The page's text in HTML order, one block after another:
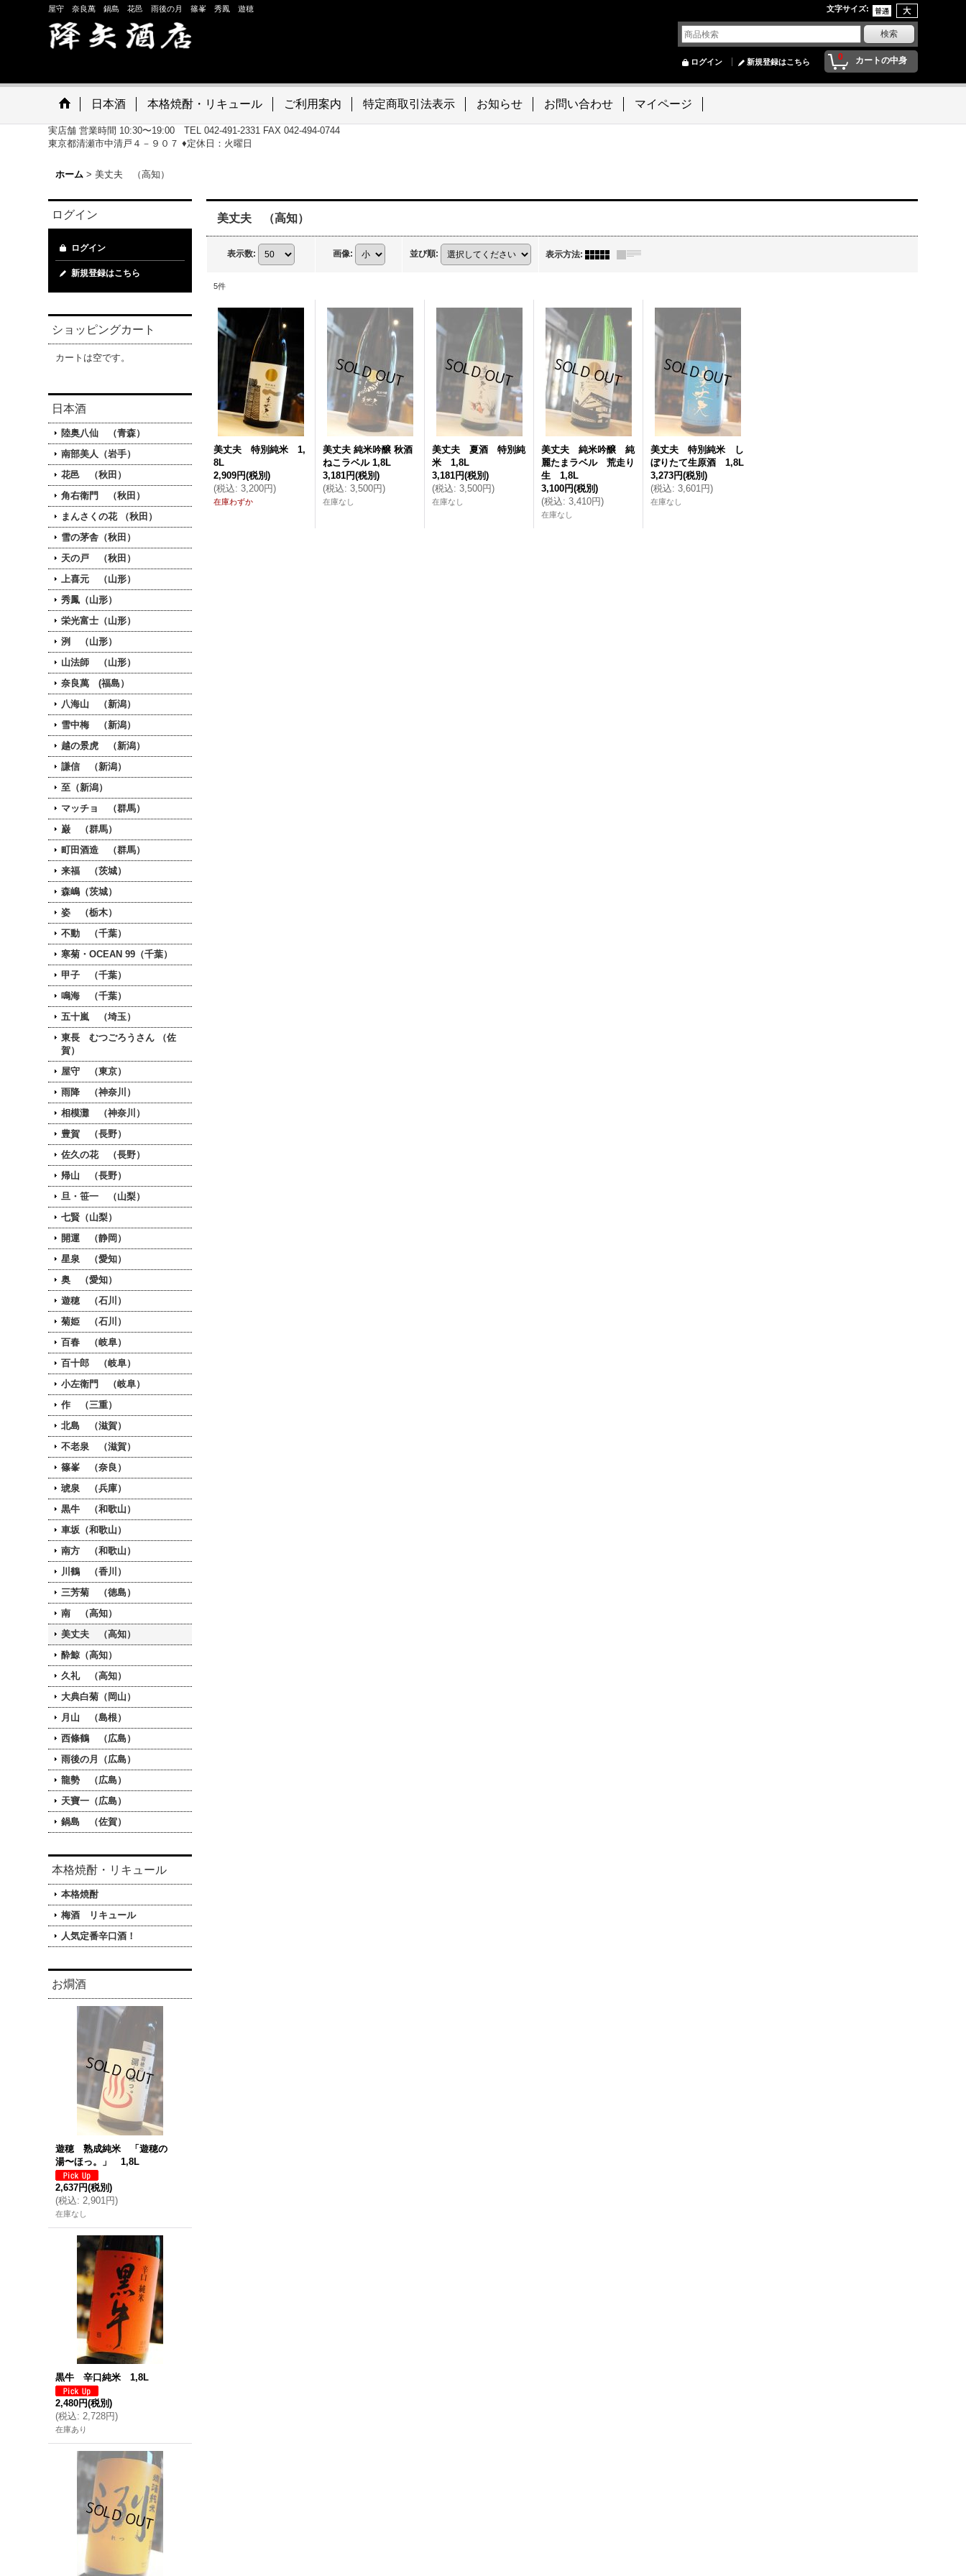
屋守 奈良萬 鍋島 花邑 雨後の月 篠峯 秀鳳 遊穂 文字サイズ:
0 カートの中身
ログイン 新規登録はこちら
日本酒 本格焼酎・リキュール ご利用案内 特定商取引法表示 お知らせ お問い合わせ マイページ
実店舗 営業時間 10:30〜19:00 TEL 042-491-2331 FAX 042-494-0744
東京都清瀬市中清戸４－９０７ ♦定休日：火曜日
ホーム > 美丈夫 （高知）
ログイン
ログイン
新規登録はこちら
ショッピングカート
カートは空です。
日本酒
陸奥八仙 （青森）
南部美人（岩手）
花邑 （秋田）
角右衛門 （秋田）
まんさくの花 （秋田）
雪の茅舎（秋田）
天の戸 （秋田）
上喜元 （山形）
秀鳳（山形）
栄光富士（山形）
洌 （山形）
山法師 （山形）
奈良萬 (福島）
八海山 （新潟）
雪中梅 （新潟）
越の景虎 （新潟）
謙信 （新潟）
至（新潟）
マッチョ （群馬）
巌 （群馬）
町田酒造 （群馬）
来福 （茨城）
森嶋（茨城）
姿 （栃木）
不動 （千葉）
寒菊・OCEAN 99（千葉）
甲子 （千葉）
鳴海 （千葉）
五十嵐 （埼玉）
東長 むつごろうさん （佐
賀）
屋守 （東京）
雨降 （神奈川）
相模灘 （神奈川）
豊賀 （長野）
佐久の花 （長野）
帰山 （長野）
旦・笹一 （山梨）
七賢（山梨）
開運 （静岡）
星泉 （愛知）
奥 （愛知）
遊穂 （石川）
菊姫 （石川）
百春 （岐阜）
百十郎 （岐阜）
小左衛門 （岐阜）
作 （三重）
北島 （滋賀）
不老泉 （滋賀）
篠峯 （奈良）
琥泉 （兵庫）
黒牛 （和歌山）
車坂（和歌山）
南方 （和歌山）
川鶴 （香川）
三芳菊 （徳島）
南 （高知）
美丈夫 （高知）
酔鯨（高知）
久礼 （高知）
大典白菊（岡山）
月山 （島根）
西條鶴 （広島）
雨後の月（広島）
龍勢 （広島）
天寶一（広島）
鍋島 （佐賀）
本格焼酎・リキュール
本格焼酎
梅酒 リキュール
人気定番辛口酒！
お燗酒
遊穂 熟成純米 「遊穂の
湯〜ほっ。」 1,8L
2,637円(税別)
(税込: 2,901円)
在庫なし
黒牛 辛口純米 1,8L
2,480円(税別)
(税込: 2,728円)
在庫あり
美丈夫 （高知）
表示数: 画像: 並び順: 表示方法:
5件
美丈夫 特別純米 1,
8L
2,909円(税別)
(税込: 3,200円)
在庫わずか
美丈夫 純米吟醸 秋酒
ねこラベル 1,8L
3,181円(税別)
(税込: 3,500円)
在庫なし
美丈夫 夏酒 特別純
米 1,8L
3,181円(税別)
(税込: 3,500円)
在庫なし
美丈夫 純米吟醸 純
麗たまラベル 荒走り
生 1,8L
3,100円(税別)
(税込: 3,410円)
在庫なし
美丈夫 特別純米 し
ぼりたて生原酒 1,8L
3,273円(税別)
(税込: 3,601円)
在庫なし